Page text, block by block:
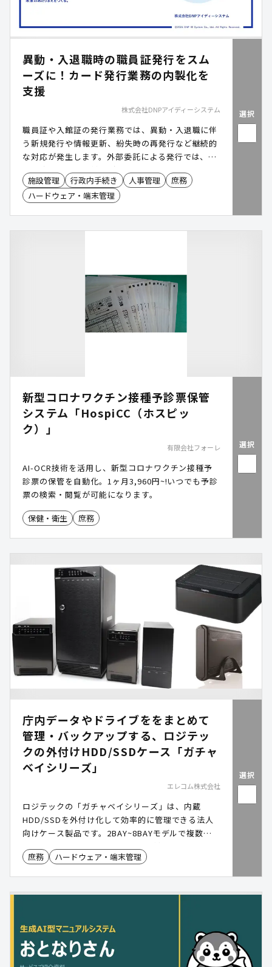
異動・入退職時の職員証発行をスム
ーズに！カード発行業務の内製化を
支援
株式会社DNPアイディーシステム
職員証や入館証の発行業務では、異動・入退職に伴
う新規発行や情報更新、紛失時の再発行など継続的
な対応が発生します。外部委託による発行では、納
期や追加発行への対応が負担となるほか、必要なタ
イミングでカードを発行できないケースもありま
す。「Agilia(アジリア)」は、再転写方式による高
す。用途や発行枚数に応じた機種選定が可能で、職
員証・入館証の発行業務の効率化を支援します。
施設管理 行政内手続き 人事管理
庶務
ハードウェア・端末管理
選択
新型コロナワクチン接種予診票保管
システム「HospiCC（ホスピッ
ク）」
有限会社フォーレ
AI-OCR技術を活用し、新型コロナワクチン接種予
診票の保管を自動化。1ヶ月3,960円~!いつでも予診
票の検索・閲覧が可能になります。
保健・衛生 庶務
選択
庁内データやドライブををまとめて
管理・バックアップする、ロジテッ
クの外付けHDD/SSDケース「ガチャ
ベイシリーズ」
エレコム株式会社
ロジテックの「ガチャベイシリーズ」は、内蔵
HDD/SSDを外付け化して効率的に管理できる法人
向けケース製品です。2BAY~8BAYモデルで複数台
のHDDをまとめて運用でき、RAID対応モデルやク
ローン作成に特化したデュプリケーターもラインナ
庶務 ハードウェア・端末管理
選択